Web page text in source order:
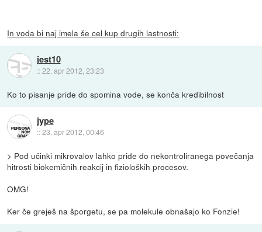
In voda bi naj imela še cel kup drugih lastnosti:
jest10
::22. apr 2012, 23:23
Ko to pisanje pride do spomina vode, se konča kredibilnost
jype
::23. apr 2012, 00:46
> Pod učinki mikrovalov lahko pride do nekontroliranega povečanja
hitrosti biokemičnih reakcij in fizioloških procesov.
OMG!
Ker če greješ na šporgetu, se pa molekule obnašajo ko Fonzie!